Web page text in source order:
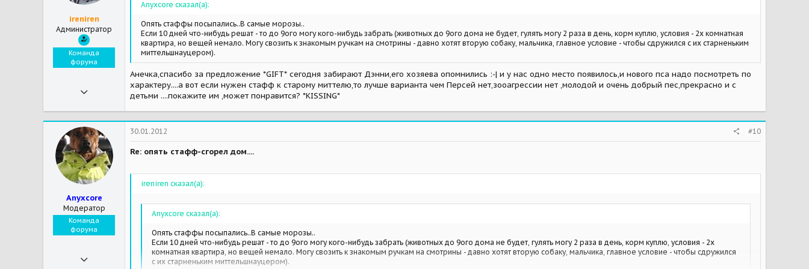
Мои зверушки
виски -из помойки курцхаарище.
канюк вонючка 1 штук.
ireniren
Администратор
Команда
форума
428
83
Anyxcore сказал(а):
Опять стаффы посыпались..В самые морозы..
Если 10 дней что-нибудь решат - то до 9ого могу кого-нибудь забрать (животных до 9ого дома не будет, гулять могу 2 раза в день, корм куплю, условия - 2х комнатная
квартира, но вещей немало. Могу свозить к знакомым ручкам на смотрины - давно хотят вторую собаку, мальчика, главное условие - чтобы сдружился с их старненьким
миттельшнауцером).
Анечка,спасибо за предложение *GIFT* сегодня забирают Дэнни,его хозяева опомнились :-| и у нас одно место появилось,и нового пса надо посмотреть по
характеру....а вот если нужен стафф к старому миттелю,то лучше варианта чем Персей нет,зооагрессии нет ,молодой и очень добрый пес,прекрасно и с
детьми ....покажите им ,может понравится? *KISSING*
Anyxcore
Модератор
Команда
форума
30.01.2012 #10
Re: опять стафф-сгорел дом....
ireniren сказал(а):
Anyxcore сказал(а):
Опять стаффы посыпались..В самые морозы..
Если 10 дней что-нибудь решат - то до 9ого могу кого-нибудь забрать (животных до 9ого дома не будет, гулять могу 2 раза в день, корм куплю, условия - 2х
комнатная квартира, но вещей немало. Могу свозить к знакомым ручкам на смотрины - давно хотят вторую собаку, мальчика, главное условие - чтобы сдружился
с их старненьким миттельшнауцером).